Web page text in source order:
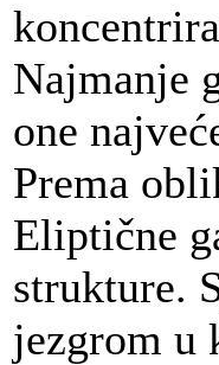
Najmanje
one
Prema
Eliptične
strukture.
jezgrom u